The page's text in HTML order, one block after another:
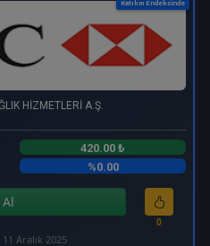
Katılım Endeksinde
HİZMETLERİ A.Ş.
420.00 ₺
%0.00
Al
0
Aralık 2025